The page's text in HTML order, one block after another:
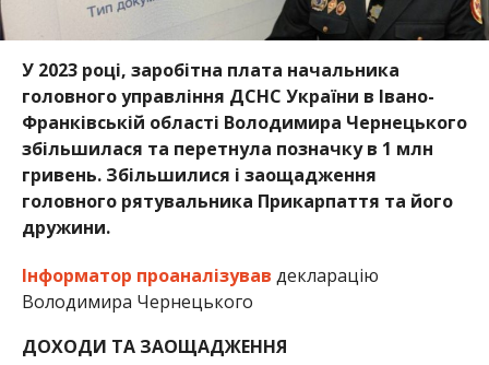
У 2023 році, заробітна плата начальника
головного управління ДСНС України в Івано-
Франківській області Володимира Чернецького
збільшилася та перетнула позначку в 1 млн
гривень. Збільшилися і заощадження
головного рятувальника Прикарпаття та його
дружини.
Інформатор проаналізував декларацію
Володимира Чернецького
ДОХОДИ ТА ЗАОЩАДЖЕННЯ